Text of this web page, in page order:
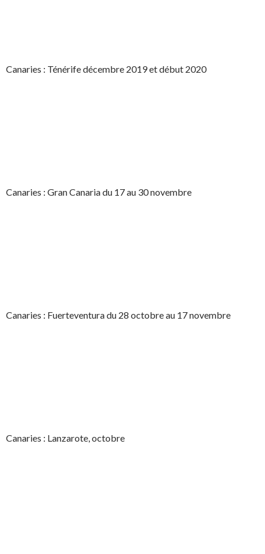
Canaries : Ténérife décembre 2019 et début 2020
Canaries : Gran Canaria du 17 au 30 novembre
Canaries : Fuerteventura du 28 octobre au 17 novembre
Canaries : Lanzarote, octobre